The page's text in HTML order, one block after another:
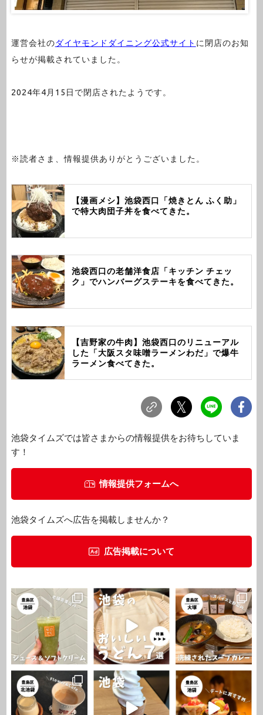
運営会社のダイヤモンドダイニング公式サイト に閉店のお知
らせが掲載されていました。
2024年4月15日で閉店されたようです。
※読者さま、情報提供ありがとうございました。
【漫画メシ】池袋西口「焼きとん ふく助」
で特大肉団子丼を食べてきた。
池袋西口の老舗洋食店「キッチン チェッ
ク」でハンバーグステーキを食べてきた。
【吉野家の牛肉】池袋西口のリニューアル
した「大阪スタ味噌ラーメンわだ」で爆牛
ラーメン食べてきた。
池袋タイムズでは皆さまからの情報提供をお待ちしていま
す！
情報提供フォームへ
池袋タイムズへ広告を掲載しませんか？
広告掲載について